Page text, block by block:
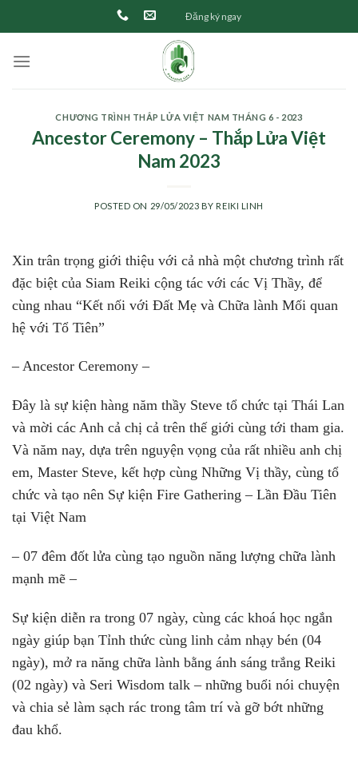
to
Đăng ký ngay
CHƯƠNG TRÌNH THẮP LỬA VIỆT NAM THÁNG 6 - 2023
Ancestor Ceremony – Thắp Lửa Việt
Nam 2023
POSTED ON 29/05/2023 BYREIKI LINH
Xin trân trọng giới thiệu với cả nhà một chương trình rất
đặc biệt của Siam Reiki cộng tác với các Vị Thầy, để
cùng nhau “Kết nối với Đất Mẹ và Chữa lành Mối quan
hệ với Tổ Tiên”
– Ancestor Ceremony –
Đây là sự kiện hàng năm thầy Steve tổ chức tại Thái Lan
và mời các Anh cả chị cả trên thế giới cùng tới tham gia.
Và năm nay, dựa trên nguyện vọng của rất nhiều anh chị
em, Master Steve, kết hợp cùng Những Vị thầy, cùng tổ
chức và tạo nên Sự kiện Fire Gathering – Lần Đầu Tiên
tại Việt Nam
– 07 đêm đốt lửa cùng tạo nguồn năng lượng chữa lành
mạnh mẽ –
Sự kiện diễn ra trong 07 ngày, cùng các khoá học ngắn
ngày giúp bạn Tỉnh thức cùng linh cảm nhạy bén (04
ngày), mở ra năng chữa lành bằng ánh sáng trắng Reiki
(02 ngày) và Seri Wisdom talk – những buổi nói chuyện
và chia sẻ làm sạch rác trong tâm trí và gỡ bớt những
đau khổ.